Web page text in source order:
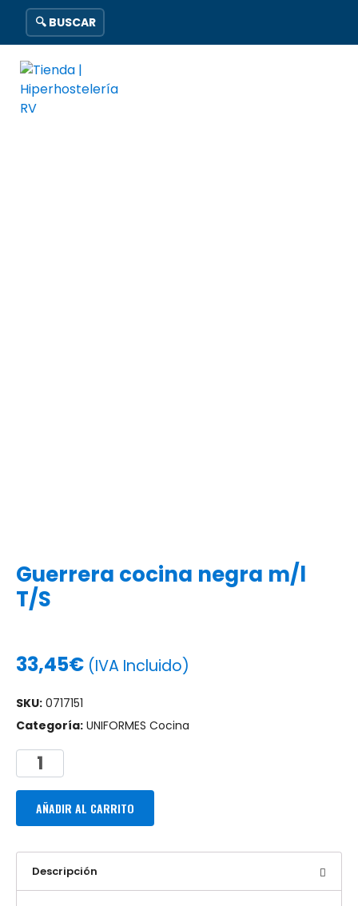
🔍 BUSCAR
Guerrera cocina negra m/l
T/S
33,45€ (IVA Incluido)
SKU: 0717151
Categoría: UNIFORMES Cocina
AÑADIR AL CARRITO
Descripción